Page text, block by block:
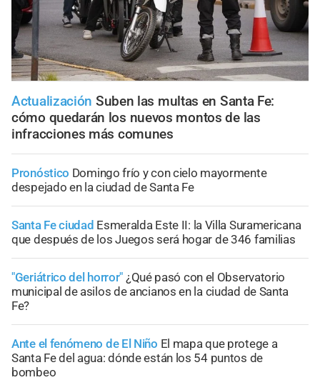
Actualización Suben las multas en Santa Fe:
cómo quedarán los nuevos montos de las
infracciones más comunes
Pronóstico Domingo frío y con cielo mayormente
despejado en la ciudad de Santa Fe
Santa Fe ciudad Esmeralda Este II: la Villa Suramericana
que después de los Juegos será hogar de 346 familias
"Geriátrico del horror" ¿Qué pasó con el Observatorio
municipal de asilos de ancianos en la ciudad de Santa
Fe?
Ante el fenómeno de El Niño El mapa que protege a
Santa Fe del agua: dónde están los 54 puntos de
bombeo